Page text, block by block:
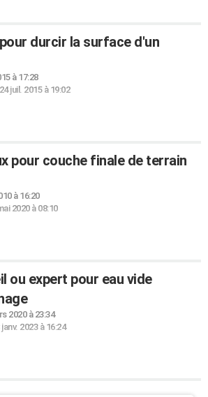
durcir la surface d'un
à 17:28
24 juil. 2015 à 19:02
pour couche finale de terrain
à 16:20
2020 à 08:10
ou expert pour eau vide
2020 à 23:34
janv. 2023 à 16:24